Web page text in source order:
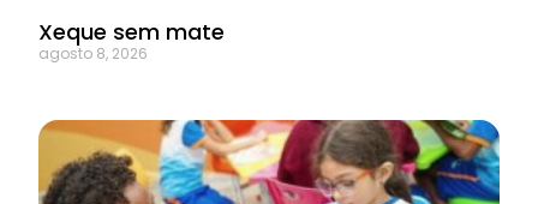
Xeque sem mate
agosto 8, 2026